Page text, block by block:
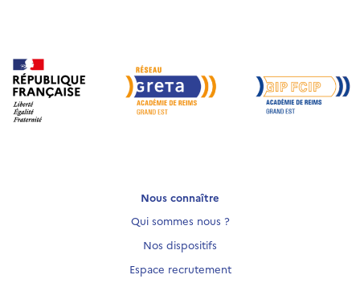
Nous connaître
Qui sommes nous ?
Nos dispositifs
Espace recrutement